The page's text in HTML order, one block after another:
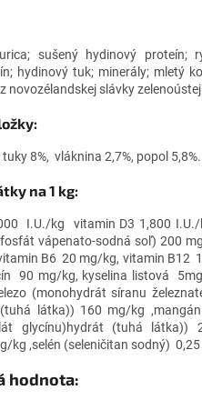
sušený hydinový proteín;
hydinový tuk; minerály; mletý
novozélandskej slávky
tuky 8%, vláknina 2,7%, popol 5,8%.
na 1 kg:
I.U./kg vitamin D3 1,800
vápenato-sodná soľ) 200
B6 20 mg/kg, vitamin
90 mg/kg, kyselina listová
(monohydrát síranu
látka)) 160 mg/kg
glycínu)hydrát (tuhá látka))
kg ,selén (seleničitan sodný)
hodnota: